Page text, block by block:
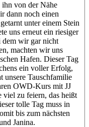
von der Nähe
dann noch einen
unter einem Stein
uns erneut ein riesiger
dem wir gar nicht
machten wir uns
Hafen. Dieser Tag
ein voller Erfolg,
unsere Tauschfamilie
OWD-Kurs mit JJ
viel zu feiern, das heißt
tolle Tag muss in
bis zum nächsten
Janina.